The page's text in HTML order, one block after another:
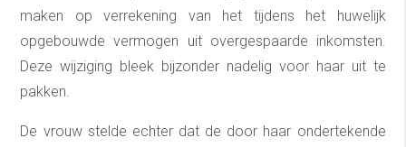
maken op verrekening van het tijdens het huwelijk
opgebouwde vermogen uit overgespaarde inkomsten.
Deze wijziging bleek bijzonder nadelig voor haar uit te
pakken.
De vrouw stelde echter dat de door haar ondertekende